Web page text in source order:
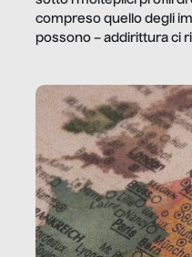
compreso quello degli
possono – addirittura ci